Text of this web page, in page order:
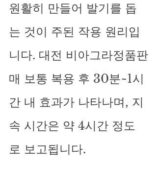
원활히 만들어 발기를 돕
는 것이 주된 작용 원리입
니다. 대전 비아그라정품판
매 보통 복용 후 30분~1시
간 내 효과가 나타나며, 지
속 시간은 약 4시간 정도
로 보고됩니다.